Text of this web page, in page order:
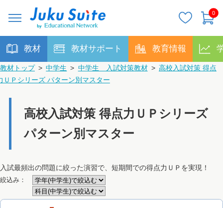
0
教材 教材サポート 教育情報
教材トップ > 中学生 > 中学生 入試対策教材 > 高校入試対策 得点
ＵＰシリーズ パターン別マスター
高校入試対策 得点力ＵＰシリーズ
パターン別マスター
入試最頻出の問題に絞った演習で、短期間での得点力ＵＰを実現！
絞込み：